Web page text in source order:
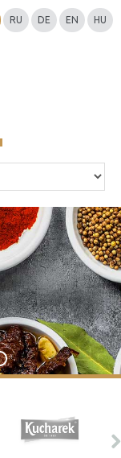
RU DE EN HU